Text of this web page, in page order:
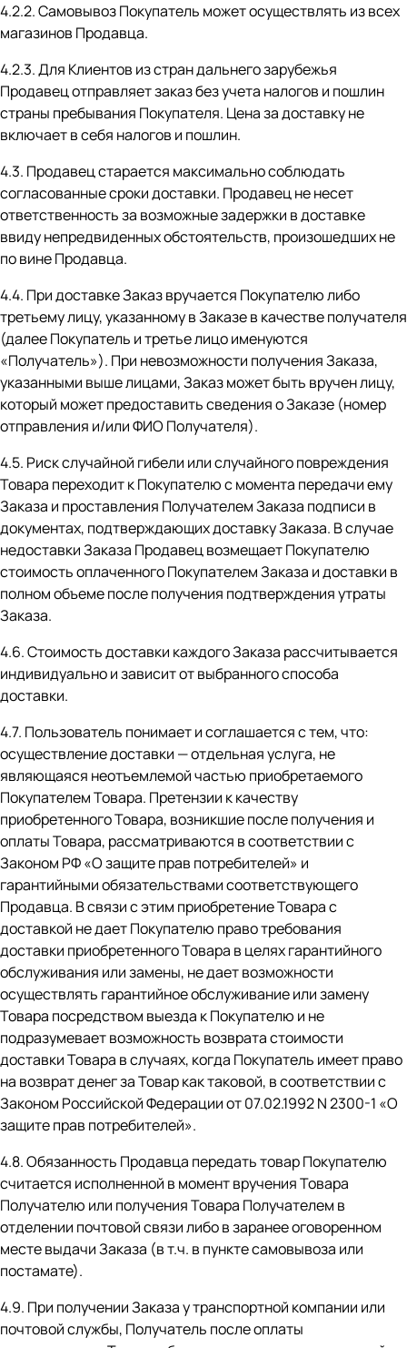
4.2.2. Самовывоз Покупатель может осуществлять из всех
магазинов Продавца.
4.2.3. Для Клиентов из стран дальнего зарубежья
Продавец отправляет заказ без учета налогов и пошлин
страны пребывания Покупателя. Цена за доставку не
включает в себя налогов и пошлин.
4.3. Продавец старается максимально соблюдать
согласованные сроки доставки. Продавец не несет
ответственность за возможные задержки в доставке
ввиду непредвиденных обстоятельств, произошедших не
по вине Продавца.
4.4. При доставке Заказ вручается Покупателю либо
третьему лицу, указанному в Заказе в качестве получателя
(далее Покупатель и третье лицо именуются
«Получатель»). При невозможности получения Заказа,
указанными выше лицами, Заказ может быть вручен лицу,
который может предоставить сведения о Заказе (номер
отправления и/или ФИО Получателя).
4.5. Риск случайной гибели или случайного повреждения
Товара переходит к Покупателю с момента передачи ему
Заказа и проставления Получателем Заказа подписи в
документах, подтверждающих доставку Заказа. В случае
недоставки Заказа Продавец возмещает Покупателю
стоимость оплаченного Покупателем Заказа и доставки в
полном объеме после получения подтверждения утраты
Заказа.
4.6. Стоимость доставки каждого Заказа рассчитывается
индивидуально и зависит от выбранного способа
доставки.
4.7. Пользователь понимает и соглашается с тем, что:
осуществление доставки — отдельная услуга, не
являющаяся неотъемлемой частью приобретаемого
Покупателем Товара. Претензии к качеству
приобретенного Товара, возникшие после получения и
оплаты Товара, рассматриваются в соответствии с
Законом РФ «О защите прав потребителей» и
гарантийными обязательствами соответствующего
Продавца. В связи с этим приобретение Товара с
доставкой не дает Покупателю право требования
доставки приобретенного Товара в целях гарантийного
обслуживания или замены, не дает возможности
осуществлять гарантийное обслуживание или замену
Товара посредством выезда к Покупателю и не
подразумевает возможность возврата стоимости
доставки Товара в случаях, когда Покупатель имеет право
на возврат денег за Товар как таковой, в соответствии с
Законом Российской Федерации от 07.02.1992 N 2300-1 «О
защите прав потребителей».
4.8. Обязанность Продавца передать товар Покупателю
считается исполненной в момент вручения Товара
Получателю или получения Товара Получателем в
отделении почтовой связи либо в заранее оговоренном
месте выдачи Заказа (в т.ч. в пункте самовывоза или
постамате).
4.9. При получении Заказа у транспортной компании или
почтовой службы, Получатель после оплаты